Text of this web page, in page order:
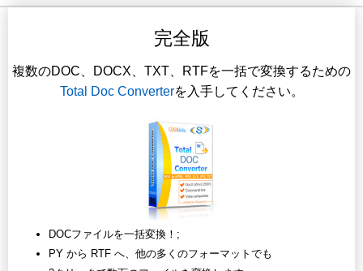
完全版
複数のDOC、DOCX、TXT、RTFを一括で変換するための
Total Doc Converterを入手してください。
DOCファイルを一括変換！;
PY から RTF へ、他の多くのフォーマットでも